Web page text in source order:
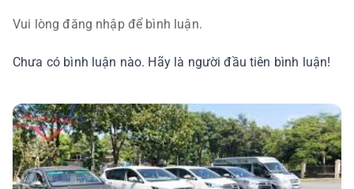
Vui lòng đăng nhập để bình luận.
Chưa có bình luận nào. Hãy là người đầu tiên bình luận!